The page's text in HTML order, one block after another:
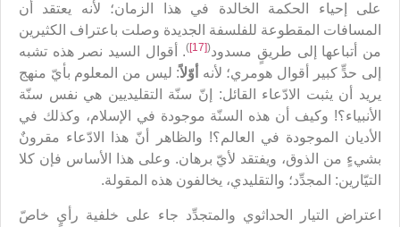
على إحياء الحكمة الخالدة في هذا الزمان؛ لأنه يعتقد أن
المسافات المقطوعة للفلسفة الجديدة وصلت باعتراف الكثيرين
من أتباعها إلى طريقٍ مسدود(
[17]
). أقوال السيد نصر هذه تشبه
إلى حدٍّ كبير أقوال هومري؛ لأنه
أوّلاً: ليس من المعلوم بأيّ منهج
يريد أن يثبت الادّعاء القائل: إنّ سنّة التقليديين هي نفس سنّة
الأنبياء؟! وكيف أن هذه السنّة موجودة في الإسلام، وكذلك في
الأديان الموجودة في العالم؟! والظاهر أنّ هذا الادّعاء مقرونٌ
بشيءٍ من الذوق، ويفتقد لأيّ برهان. وعلى هذا الأساس فإن كلا
التيّارين: المجدِّد؛ والتقليدي، يخالفون هذه المقولة.
اعتراض التيار الحداثوي والمتجدِّد جاء على خلفية رأيٍ خاصّ